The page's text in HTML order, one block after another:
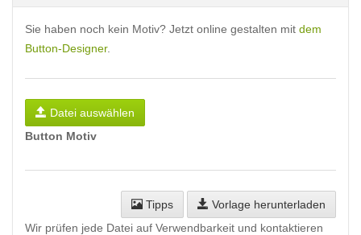
Sie haben noch kein Motiv? Jetzt online gestalten mit dem
Button-Designer.
Datei auswählen
Button Motiv
Tipps
Vorlage herunterladen
Wir prüfen jede Datei auf Verwendbarkeit und kontaktieren